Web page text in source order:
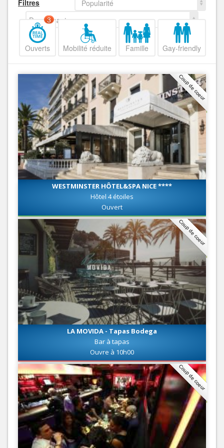
Filtres
Popularité
Decroissant
Ouverts
3
Mobilité réduite Famille Gay-friendly
Coup de coeur
WESTMINSTER HÔTEL&SPA NICE ****
Hôtel 4 étoiles
Ouvert
Coup de coeur
LA MOVIDA - Tapas Bodega
Bar à tapas
Ouvre à 10h00
Coup de coeur